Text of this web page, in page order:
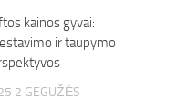
kainos gyvai:
ir taupymo
2 GEGUŽĖS